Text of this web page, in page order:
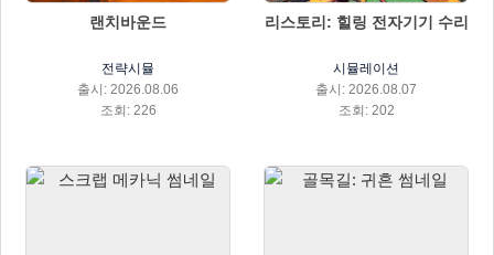
랜치바운드
전략시뮬
출시: 2026.08.06
조회: 226
리스토리: 힐링 전자기기 수리
시뮬레이션
출시: 2026.08.07
조회: 202